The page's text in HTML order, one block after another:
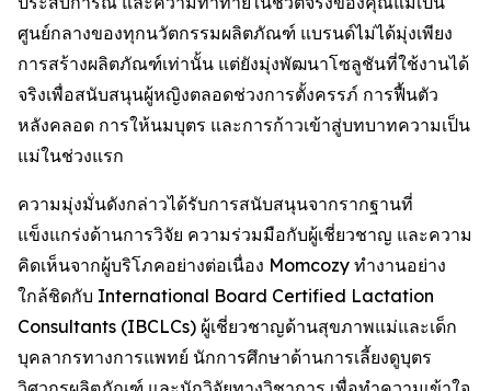
ศูนย์กลางของทุกนวัตกรรมผลิตภัณฑ์ แบรนด์ไม่ได้มุ่งเพียง
การสร้างผลิตภัณฑ์เท่านั้น แต่ยังมุ่งพัฒนาโซลูชันที่ใช้งานได้
จริงเพื่อสนับสนุนผู้หญิงตลอดช่วงการตั้งครรภ์ การฟื้นตัว
หลังคลอด การให้นมบุตร และการก้าวเข้าสู่บทบาทความเป็น
แม่ในช่วงแรก
ความมุ่งมั่นดังกล่าวได้รับการสนับสนุนจากรากฐานที่
แข็งแกร่งด้านการวิจัย ความร่วมมือกับผู้เชี่ยวชาญ และความ
คิดเห็นจากผู้บริโภคอย่างต่อเนื่อง Momcozy ทำงานอย่าง
ใกล้ชิดกับ International Board Certified Lactation
Consultants (IBCLCs) ผู้เชี่ยวชาญด้านสุขภาพแม่และเด็ก
บุคลากรทางการแพทย์ นักการศึกษาด้านการเลี้ยงดูบุตร